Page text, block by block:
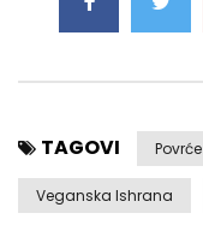
TAGOVI Povrće
Veganska Ishrana